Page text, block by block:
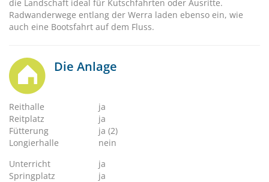
die Landschaft ideal für Kutschfahrten oder Ausritte.
Radwanderwege entlang der Werra laden ebenso ein, wie
auch eine Bootsfahrt auf dem Fluss.
Die Anlage
Reithalle
ja
Reitplatz
ja
Fütterung
ja (2)
Longierhalle
nein
Unterricht
ja
Springplatz
ja